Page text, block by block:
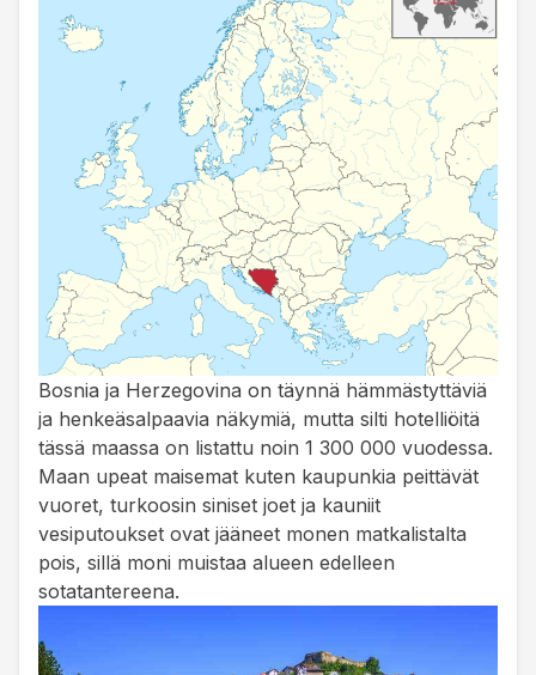
Bosnia ja Herzegovina on täynnä hämmästyttäviä
ja henkeäsalpaavia näkymiä, mutta silti hotelliöitä
tässä maassa on listattu noin 1 300 000 vuodessa.
Maan upeat maisemat kuten kaupunkia peittävät
vuoret, turkoosin siniset joet ja kauniit
vesiputoukset ovat jääneet monen matkalistalta
pois, sillä moni muistaa alueen edelleen
sotatantereena.